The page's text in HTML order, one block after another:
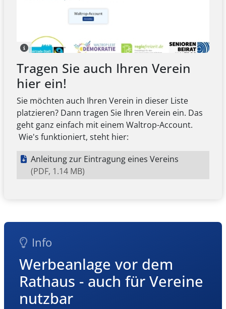
Tragen Sie auch Ihren Verein
hier ein!
Sie möchten auch Ihren Verein in dieser Liste
platzieren? Dann tragen Sie Ihren Verein ein. Das
geht ganz einfach mit einem Waltrop-Account.
Wie's funktioniert, steht hier:
Anleitung zur Eintragung eines Vereins
(PDF, 1.14 MB)
Info
Werbeanlage vor dem
Rathaus - auch für Vereine
nutzbar